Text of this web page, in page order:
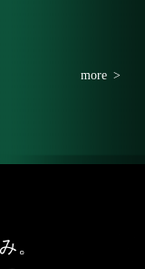
more >
。